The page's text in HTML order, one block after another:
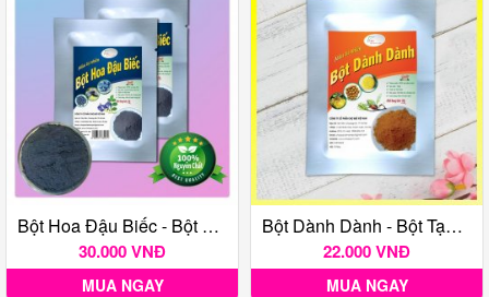
Bột Hoa Đậu Biếc - Bột Tạo Màu Thực Phẩm Tự Nhiên Gói 20G
30.000 VNĐ
MUA NGAY
Bột Dành Dành - Bột Tạo Màu Thực Phẩm Tự Nhiên Gói 20G
22.000 VNĐ
MUA NGAY